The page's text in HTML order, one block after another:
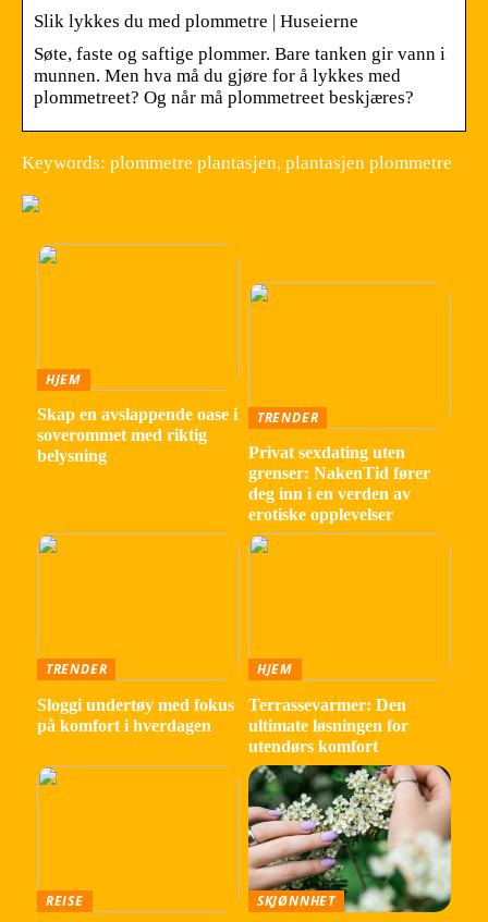
Slik lykkes du med plommetre | Huseierne
Søte, faste og saftige plommer. Bare tanken gir vann i
munnen. Men hva må du gjøre for å lykkes med
plommetreet? Og når må plommetreet beskjæres?
Keywords: plommetre plantasjen, plantasjen plommetre
HJEM
Skap en avslappende oase i
soverommet med riktig
belysning
TRENDER
Privat sexdating uten
grenser: NakenTid fører
deg inn i en verden av
erotiske opplevelser
TRENDER
Sloggi undertøy med fokus
på komfort i hverdagen
HJEM
Terrassevarmer: Den
ultimate løsningen for
utendørs komfort
REISE SKJØNNHET